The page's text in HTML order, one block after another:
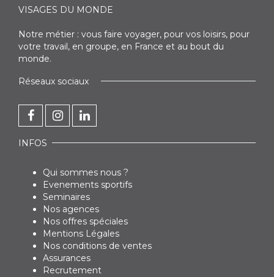
VISAGES DU MONDE
Notre métier : vous faire voyager, pour vos loisirs, pour
votre travail, en groupe, en France et au bout du
monde.
Réseaux sociaux
INFOS
Qui sommes nous ?
Evenements sportifs
Seminaires
Nos agences
Nos offres spéciales
Mentions Légales
Nos conditions de ventes
Assurances
Recrutement